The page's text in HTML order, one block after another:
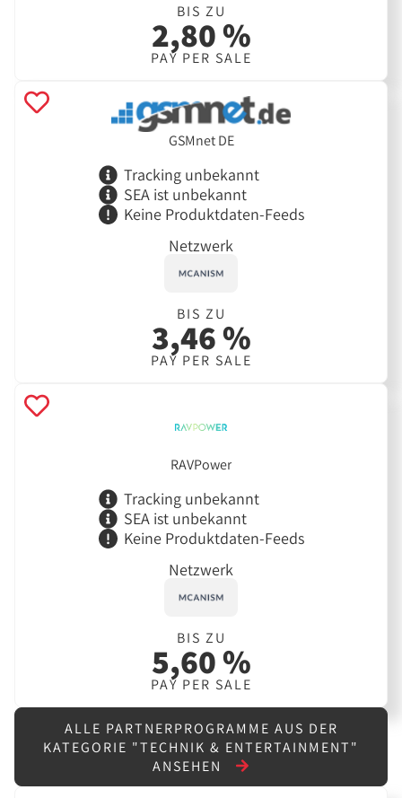
BIS ZU
2,80 %
PAY PER SALE
GSMnet DE
Tracking unbekannt
SEA ist unbekannt
Keine Produktdaten-Feeds
Netzwerk
BIS ZU
3,46 %
PAY PER SALE
RAVPower
Tracking unbekannt
SEA ist unbekannt
Keine Produktdaten-Feeds
Netzwerk
BIS ZU
5,60 %
PAY PER SALE
ALLE PARTNERPROGRAMME AUS DER
KATEGORIE "TECHNIK & ENTERTAINMENT"
ANSEHEN